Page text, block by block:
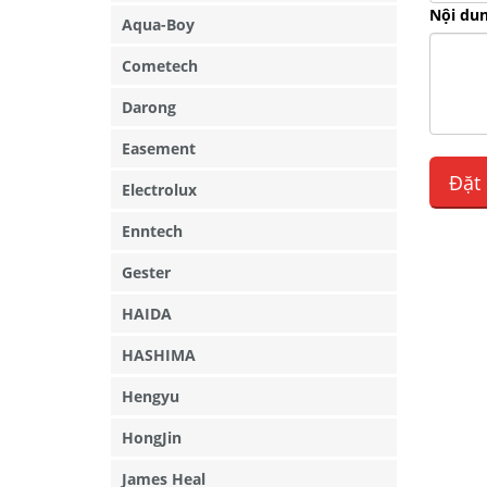
Nội
Aqua-Boy
Cometech
Darong
Easement
Electrolux
Enntech
Gester
HAIDA
HASHIMA
Hengyu
HongJin
James Heal